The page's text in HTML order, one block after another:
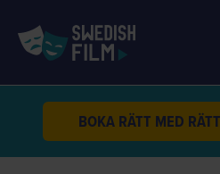
BOKA RÄTT MED